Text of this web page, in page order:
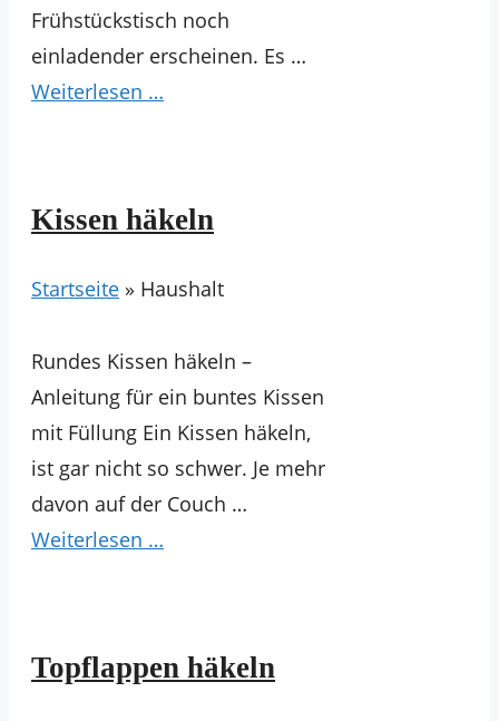
Frühstückstisch noch
einladender erscheinen. Es …
Weiterlesen …
Kissen häkeln
Startseite » Haushalt
Rundes Kissen häkeln –
Anleitung für ein buntes Kissen
mit Füllung Ein Kissen häkeln,
ist gar nicht so schwer. Je mehr
davon auf der Couch …
Weiterlesen …
Topflappen häkeln